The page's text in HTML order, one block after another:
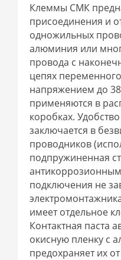
Клеммы СМК
присоединения и
одножильных
алюминия или
провода с
цепях
напряжением до
применяются в
коробках.
заключается в
проводников
подпружиненная
подключения не
имеет отдельное
Контактная паста
окисную пленку с
предохраняет их